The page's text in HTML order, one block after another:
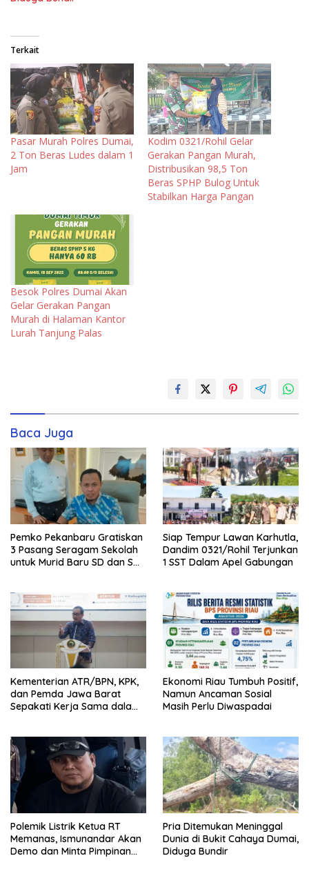
Terkait
Pasar Murah Polres Dumai,
2 Ton Beras Ludes dalam 1
Jam
Kodim 0321/Rohil Gelar
Gerakan Pangan Murah,
Distribusikan 98,5 Ton
Beras SPHP Bulog Untuk
Stabilkan Harga Pangan
Besok Polres Dumai Akan
Gelar Gerakan Pangan
Murah di Halaman Kantor
Lurah Tanjung Palas
Baca Juga
Pemko Pekanbaru Gratiskan
3 Pasang Seragam Sekolah
untuk Murid Baru SD dan SMP
Siap Tempur Lawan Karhutla,
Dandim 0321/Rohil Terjunkan
1 SST Dalam Apel Gabungan
Kementerian ATR/BPN, KPK,
dan Pemda Jawa Barat
Sepakati Kerja Sama dalam
Ekonomi Riau Tumbuh Positif,
Namun Ancaman Sosial
Masih Perlu Diwaspadai
Polemik Listrik Ketua RT
Memanas, Ismunandar Akan
Demo dan Minta Pimpinan
Pria Ditemukan Meninggal
Dunia di Bukit Cahaya Dumai,
Diduga Bundir